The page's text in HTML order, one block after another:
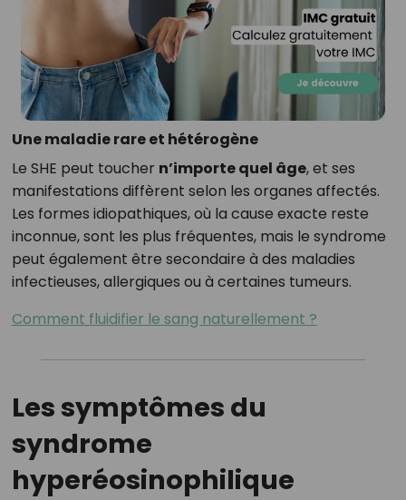
Une maladie rare et hétérogène
Le SHE peut toucher n’importe quel âge, et ses
manifestations diffèrent selon les organes affectés.
Les formes idiopathiques, où la cause exacte reste
inconnue, sont les plus fréquentes, mais le syndrome
peut également être secondaire à des maladies
infectieuses, allergiques ou à certaines tumeurs.
Comment fluidifier le sang naturellement ?
Les symptômes du
syndrome
hyperéosinophilique